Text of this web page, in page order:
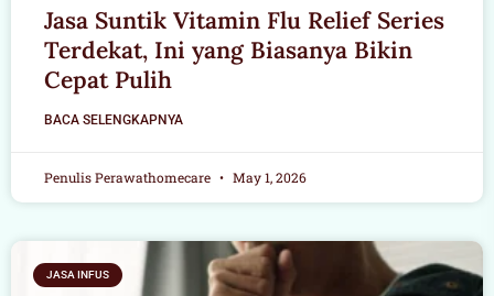
Jasa Suntik Vitamin Flu Relief Series
Terdekat, Ini yang Biasanya Bikin
Cepat Pulih
BACA SELENGKAPNYA
Penulis Perawathomecare May 1, 2026
JASA INFUS